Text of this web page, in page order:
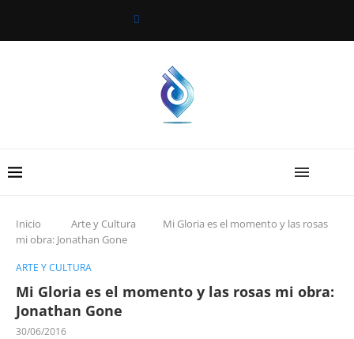
Inicio Arte y Cultura
Mi Gloria es el momento y las rosas
mi obra: Jonathan Gone
ARTE Y CULTURA
Mi Gloria es el momento y las rosas mi obra:
Jonathan Gone
30/06/2016